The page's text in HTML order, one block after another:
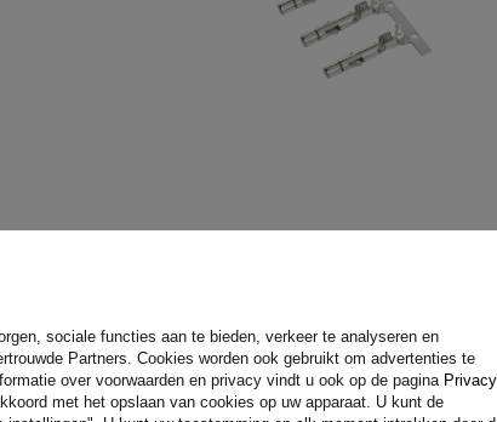
8-polige bajonetconnector voor achterlichten. De hele
uit een connector, een pakking, pennen, een behuizing
sociale functies aan te bieden, verkeer te analyseren en
Partners. Cookies worden ook gebruikt om advertenties te
over voorwaarden en privacy vindt u ook op de pagina Privacy
met het opslaan van cookies op uw apparaat. U kunt de